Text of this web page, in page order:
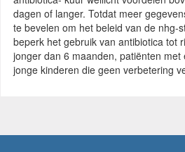
dagen of langer. Totdat meer
te bevelen om het beleid van de nhg-
beperk het gebruik van antibiotica tot
jonger dan 6 maanden, patiënten
jonge kinderen die geen verbetering